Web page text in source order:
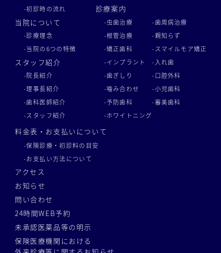
-初診時の流れ
当院について
-診療理念
-当院の6つの特徴
スタッフ紹介
-院長紹介
-理事長紹介
-歯科医師紹介
-スタッフ紹介
診療案内
-虫歯治療
-根管治療
-矯正歯科
-インプラント
-歯ぎしり
-噛み合わせ
-予防歯科
-ホワイトニング
-歯周病治療
-親知らず
-スマイルモア矯正
-入れ歯
-口腔外科
-小児歯科
-審美歯科
料金表・お支払いについて
-保険診療・初診料の目安
-お支払い方法について
アクセス
お知らせ
問い合わせ
24時間WEB予約
未承認医薬品等の明示
保険医療機関における